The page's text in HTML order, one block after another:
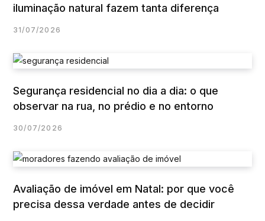
iluminação natural fazem tanta diferença
31/07/2026
Segurança residencial no dia a dia: o que
observar na rua, no prédio e no entorno
30/07/2026
Avaliação de imóvel em Natal: por que você
precisa dessa verdade antes de decidir